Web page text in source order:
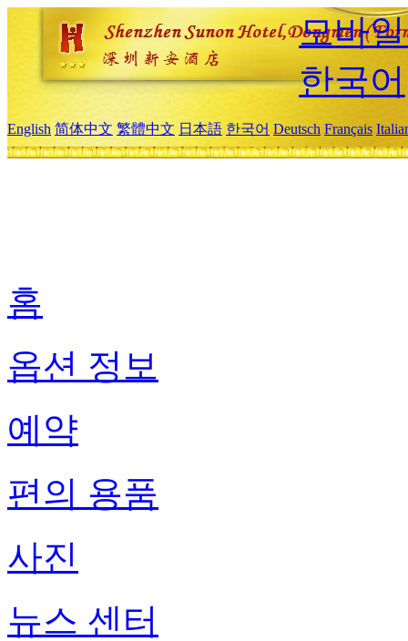
모바
한국어
English 简体中文 繁體中文 日本語 한국어 Deutsch Français
홈
옵션 정보
예약
편의 용품
사진
뉴스 센터